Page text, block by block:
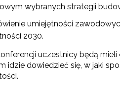
wybranych strategii
umiejętności
2030.
uczestnicy będą
idzie dowiedzieć się, w jaki